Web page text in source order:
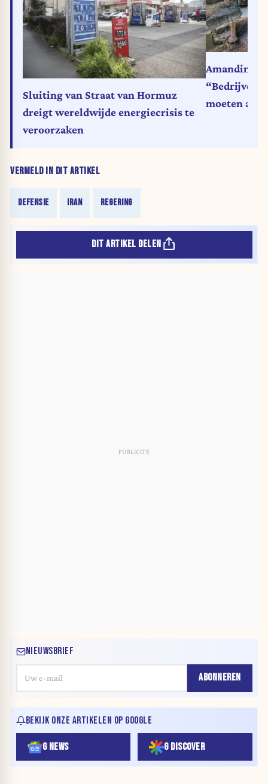
VERMELD IN DIT ARTIKEL
DEFENSIE IRAN REGERING
Sluiting van Straat van Hormuz
dreigt wereldwijde energiecrisis te
veroorzaken
Amandine
“Bedrijven
moeten
DIT ARTIKEL DELEN
NIEUWSBRIEF
ABONNEREN
BEKIJK ONZE ARTIKELEN OP GOOGLE
G NEWS G DISCOVER